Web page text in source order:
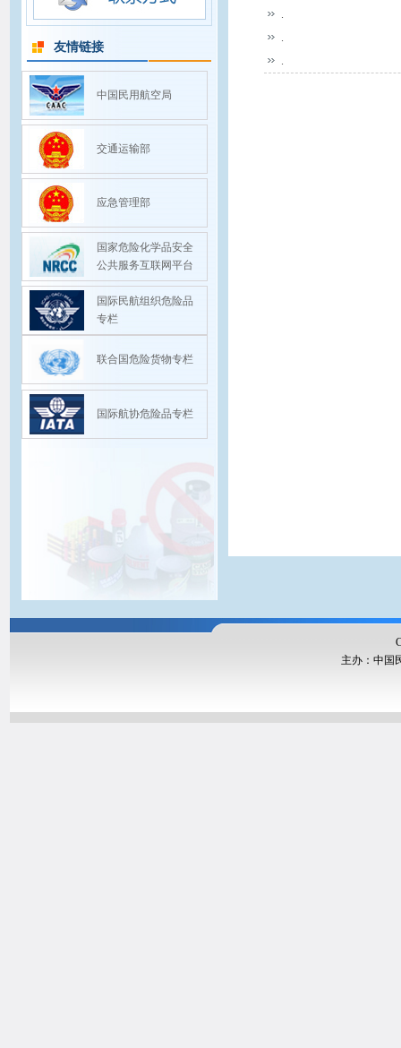
友情链接
中国民用航空局
交通运输部
应急管理部
国家危险化学品安全
公共服务互联网平台
国际民航组织危险品
专栏
联合国危险货物专栏
国际航协危险品专栏
.
.
.
主办：中国民航局运